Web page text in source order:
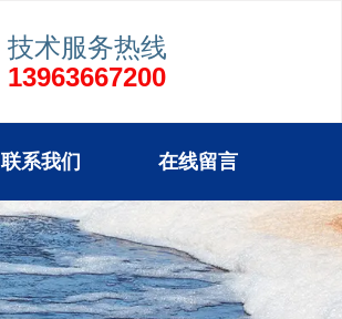
技术服务热线
13963667200
联系我们 在线留言